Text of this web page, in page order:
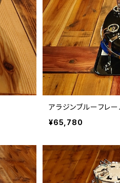
アラジンブルーフレ
¥65,780